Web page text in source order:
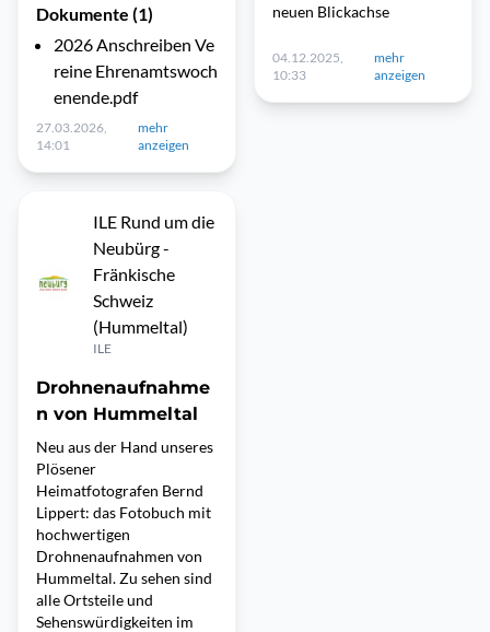
Dokumente (1)
2026 Anschreiben Ve
reine Ehrenamtswoch
enende.pdf
27.03.2026,
14:01
mehr
anzeigen
ILE Rund um die
Neubürg -
Fränkische
Schweiz
(Hummeltal)
ILE
Drohnenaufnahme
n von Hummeltal
Neu aus der Hand unseres
Plösener
Heimatfotografen Bernd
Lippert: das Fotobuch mit
hochwertigen
Drohnenaufnahmen von
Hummeltal. Zu sehen sind
alle Ortsteile und
Sehenswürdigkeiten im
neuen Blickachse
04.12.2025,
10:33
mehr
anzeigen